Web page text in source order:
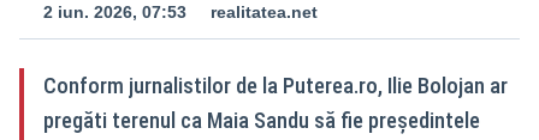
2 iun. 2026, 07:53 realitatea.net
Conform jurnalistilor de la Puterea.ro, Ilie Bolojan ar
pregăti terenul ca Maia Sandu să fie președintele